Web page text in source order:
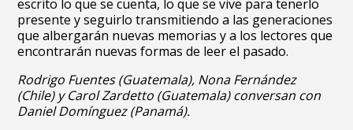
escrito lo que se cuenta, lo que se vive para tenerlo
presente y seguirlo transmitiendo a las generaciones
que albergarán nuevas memorias y a los lectores que
encontrarán nuevas formas de leer el pasado.
Rodrigo Fuentes (Guatemala), Nona Fernández
(Chile) y Carol Zardetto (Guatemala) conversan con
Daniel Domínguez (Panamá).